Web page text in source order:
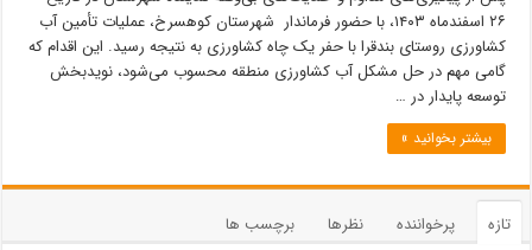
۲۶ اسفندماه ۱۴۰۳، با حضور فرماندار شهرستان کوهسرخ، عملیات تأمین آب
کشاورزی روستای بندقرا با حفر یک چاه کشاورزی به نتیجه رسید. این اقدام که
گامی مهم در حل مشکل آب کشاورزی منطقه محسوب می‌شود، نویدبخش
توسعه پایدار در …
بیشتر بخوانید »
تازه پرخواننده نظرها برچسب ها